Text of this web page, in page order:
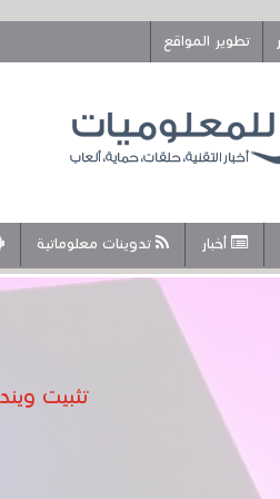
تطوير المواقع
أخبار تدوينات معلوماتية
تثبيت ويندوز 11 سيتطلب إنترنت وحساب مايكروسوفت ..